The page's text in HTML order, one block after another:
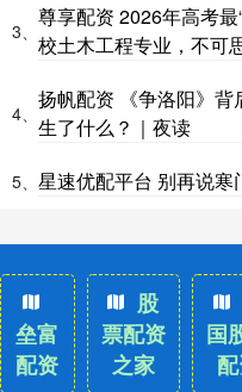
3、
尊享配资 2026年高考
校土木工程专业，不可
4、
扬帆配资 《争洛阳》
生了什么？｜夜读
5、 星速优配平台 别再说寒
垒富
配资
股
票配资
之家
国